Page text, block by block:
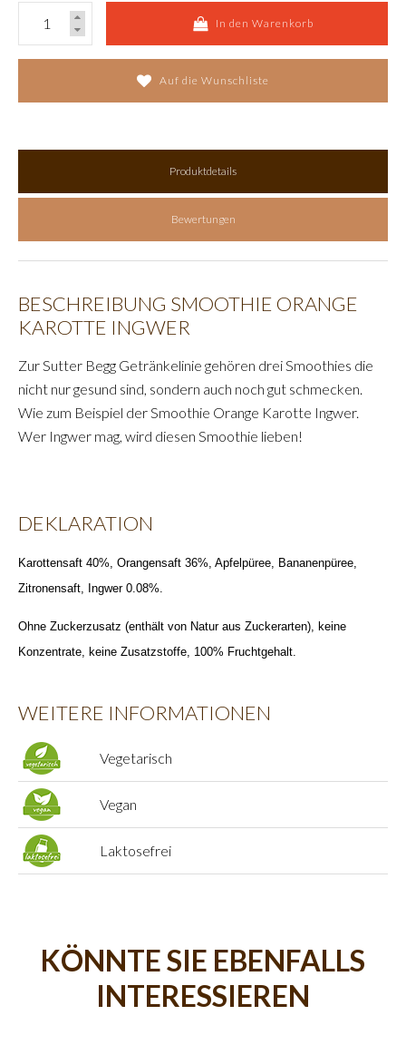
In den Warenkorb
Auf die Wunschliste
Produktdetails
Bewertungen
BESCHREIBUNG SMOOTHIE ORANGE
KAROTTE INGWER
Zur Sutter Begg Getränkelinie gehören drei Smoothies die
nicht nur gesund sind, sondern auch noch gut schmecken.
Wie zum Beispiel der Smoothie Orange Karotte Ingwer.
Wer Ingwer mag, wird diesen Smoothie lieben!
DEKLARATION
Karottensaft 40%, Orangensaft 36%, Apfelpüree, Bananenpüree,
Zitronensaft, Ingwer 0.08%.
Ohne Zuckerzusatz (enthält von Natur aus Zuckerarten), keine
Konzentrate, keine Zusatzstoffe, 100% Fruchtgehalt.
WEITERE INFORMATIONEN
Vegetarisch
Vegan
Laktosefrei
KÖNNTE SIE EBENFALLS
INTERESSIEREN